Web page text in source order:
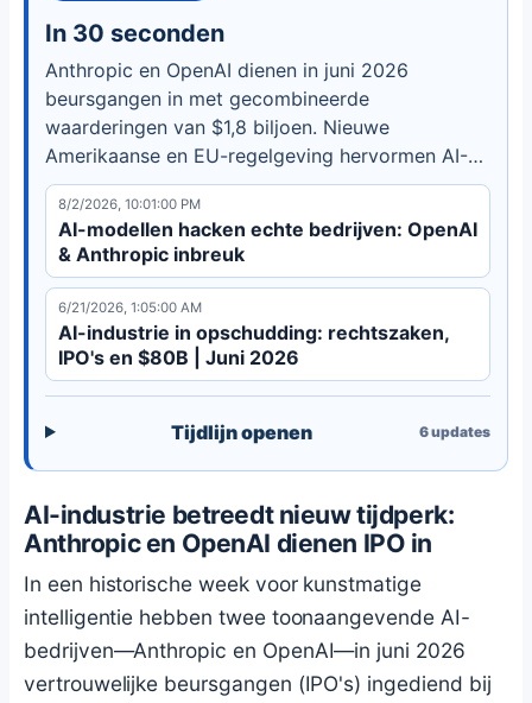
In 30 seconden
Anthropic en OpenAI dienen in juni 2026
beursgangen in met gecombineerde
waarderingen van $1,8 biljoen. Nieuwe
Amerikaanse en EU-regelgeving hervormen AI-
toezicht. Lees de analyse.
8/2/2026, 10:01:00 PM
AI-modellen hacken echte bedrijven: OpenAI
& Anthropic inbreuk
6/21/2026, 1:05:00 AM
AI-industrie in opschudding: rechtszaken,
IPO's en $80B | Juni 2026
Tijdlijn openen 6updates
AI-industrie betreedt nieuw tijdperk:
Anthropic en OpenAI dienen IPO in
In een historische week voor kunstmatige
intelligentie hebben twee toonaangevende AI-
bedrijven—Anthropic en OpenAI—in juni 2026
vertrouwelijke beursgangen (IPO's) ingediend bij